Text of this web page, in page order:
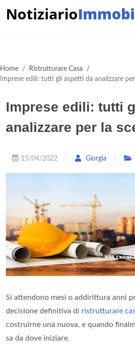
Notiziario
Home / Ristrutturare Casa
/
Imprese edili: tutti gli aspetti da analizzare
Imprese edili: tutti
analizzare per la
15/04/2022 Giorgia
Si attendono mesi o addirittura anni
decisione definitiva di ristrutturare
costruirne una nuova, e quando
sa da dove iniziare.